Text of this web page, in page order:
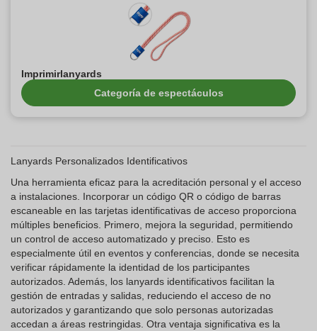
Imprimirlanyards
Categoría de espectáculos
Lanyards Personalizados Identificativos
Una herramienta eficaz para la acreditación personal y el acceso
a instalaciones. Incorporar un código QR o código de barras
escaneable en las tarjetas identificativas de acceso proporciona
múltiples beneficios. Primero, mejora la seguridad, permitiendo
un control de acceso automatizado y preciso. Esto es
especialmente útil en eventos y conferencias, donde se necesita
verificar rápidamente la identidad de los participantes
autorizados. Además, los lanyards identificativos facilitan la
gestión de entradas y salidas, reduciendo el acceso de no
autorizados y garantizando que solo personas autorizadas
accedan a áreas restringidas. Otra ventaja significativa es la